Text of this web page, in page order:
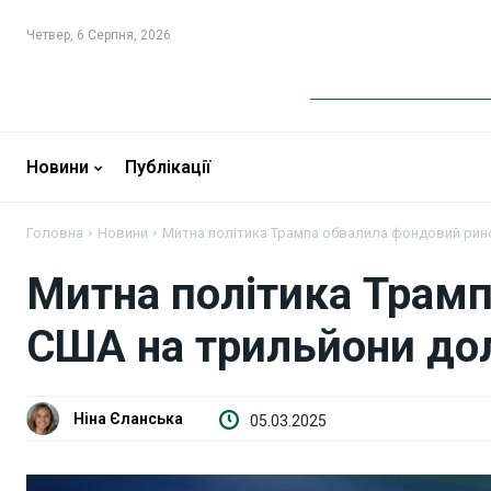
Валютний ринок
Криптовалюта
Робота і освіта
Публікації
Валютний ринок
Криптовалюта
Робота і освіта
Публікації
Четвер, 6 Серпня, 2026
Новини Публікації
Головна Новини Митна політика Трампа обвалила фондовий
Митна політика
США на трильйони
Ніна Єланська 05.03.2025